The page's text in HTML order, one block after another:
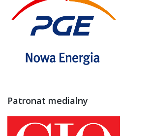
Patronat medialny